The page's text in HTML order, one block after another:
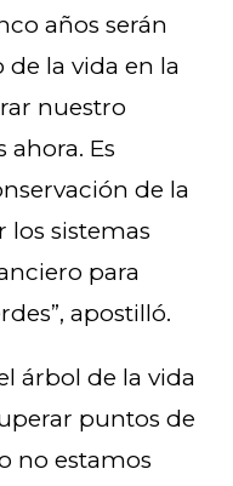
años serán
de la vida en la
nuestro
ahora. Es
de la
los sistemas
para
apostilló.
árbol de la vida
puntos de
no estamos